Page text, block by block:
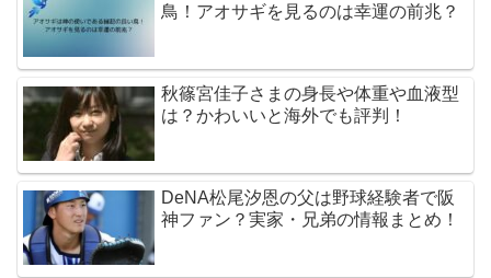
鳥！アオサギを見るのは幸運の前兆？
秋篠宮佳子さまの身長や体重や血液型
は？かわいいと海外でも評判！
DeNA松尾汐恩の父は野球経験者で阪
神ファン？実家・兄弟の情報まとめ！